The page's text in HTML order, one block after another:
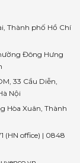
Thành phố Hồ Chí
Đông Hưng
33 Cầu Diễn,
Nội
Hòa Xuân, Thành
(HN office) | 0848